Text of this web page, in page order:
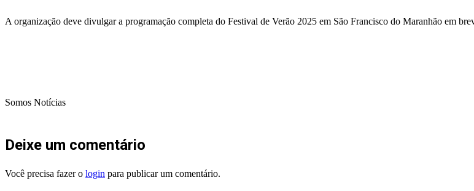
A organização deve divulgar a programação completa do Festival de Verão 2025 em São Francisco do Maranhão em
Somos Notícias
Deixe um comentário
Você precisa fazer o login para publicar um comentário.